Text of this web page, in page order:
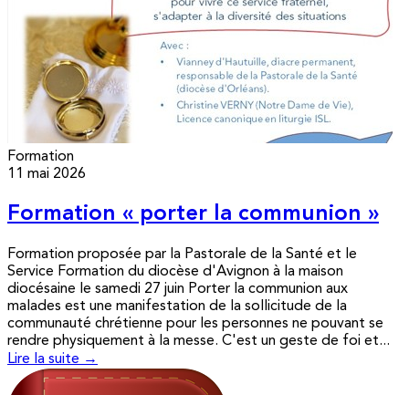
Formation
11 mai 2026
Formation « porter la communion »
Formation proposée par la Pastorale de la Santé et le
Service Formation du diocèse d'Avignon à la maison
diocésaine le samedi 27 juin Porter la communion aux
malades est une manifestation de la sollicitude de la
communauté chrétienne pour les personnes ne pouvant se
rendre physiquement à la messe. C'est un geste de foi et...
Lire la suite →